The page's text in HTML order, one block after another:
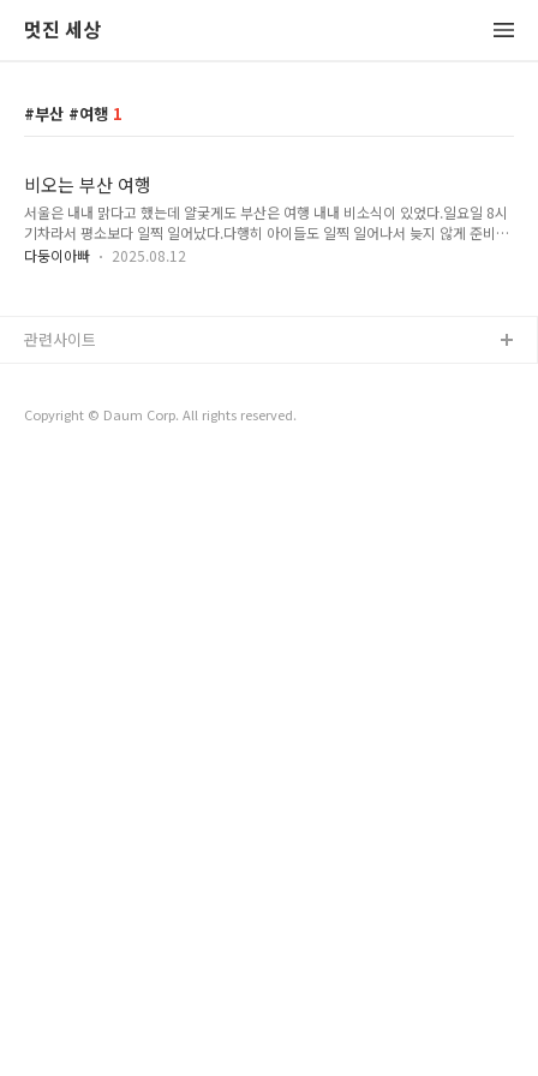
멋진 세상
부산 #여행 1
비오는 부산 여행
서울은 내내 맑다고 했는데 얄궂게도 부산은 여행 내내 비소식이 있었다.일요일 8시
기차라서 평소보다 일찍 일어났다.다행히 아이들도 일찍 일어나서 늦지 않게 준비했
다.오랜만에 가본 서울역. 생각보다 낡고 조그만했다.태어나서 처음으로 KTX를 탔
먹으러 미리 정해둔 식당으로 이동했다.택시에 다섯 명이 한 번에 탈 수 없어서 나만
다둥이아빠 2025.08.12
Copyright © Daum Corp. All rights reserved.
관련사이트